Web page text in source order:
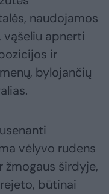
naudojamos
vąšeliu apnerti
ir
bylojančių
vėlyvo rudens
žmogaus širdyje,
būtinai